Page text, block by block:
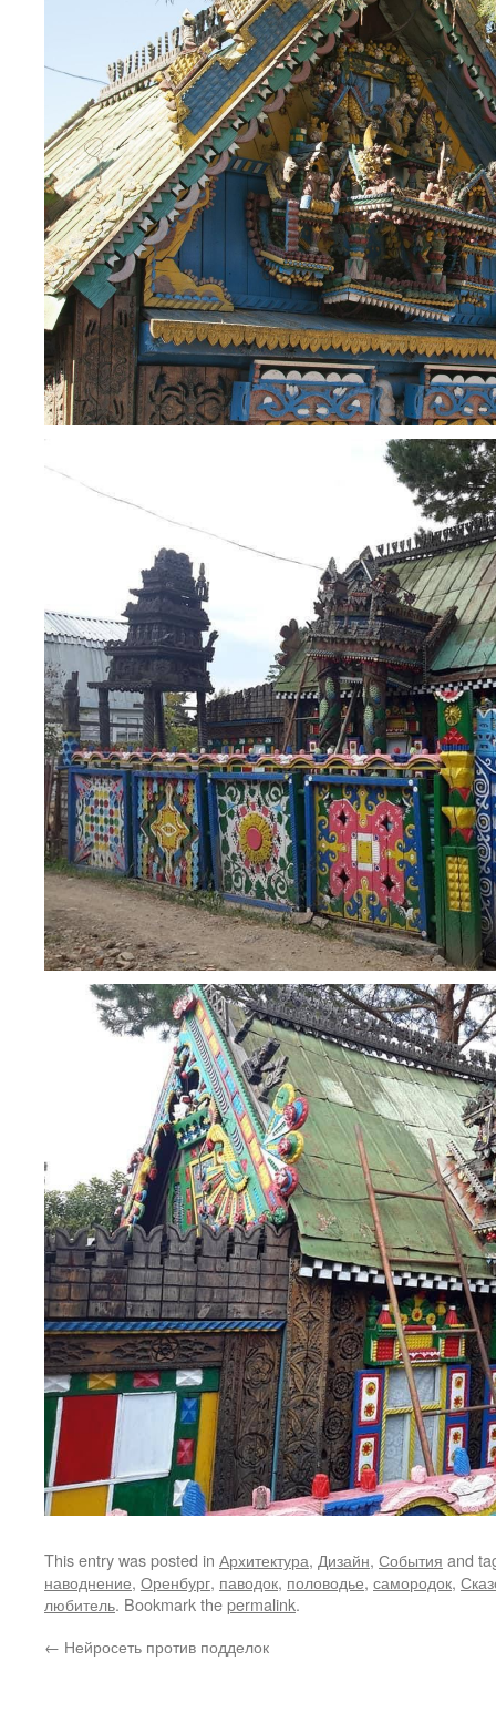
This entry was posted in Архитектура, Дизайн, События and
наводнение, Оренбург, паводок, половодье, самородок,
любитель. Bookmark thepermalink.
← Нейросеть против подделок